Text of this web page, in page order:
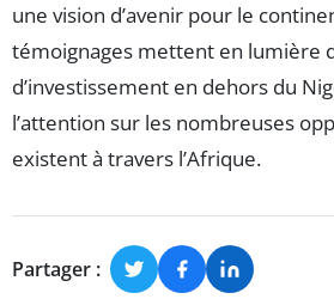
une vision d’avenir pour le
témoignages mettent en lumière
d’investissement en dehors du
l’attention sur les nombreuses
existent à travers l’Afrique.
Partager :